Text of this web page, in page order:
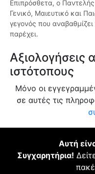
Επιπρόσθετα, ο
Γενικό, Μαιευτικό και
γεγονός που
παρέχει.
Αξιολογήσεις
ιστότοπους
Μόνο οι
σε αυτές τις
Αυτή
Συγχαρητήρια!